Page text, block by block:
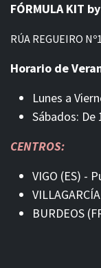
FÓRMULA KIT
RÚA REGUEIRO
Horario de
Lunes a
Sábados: De
CENTROS:
VIGO (ES) -
BURDEOS